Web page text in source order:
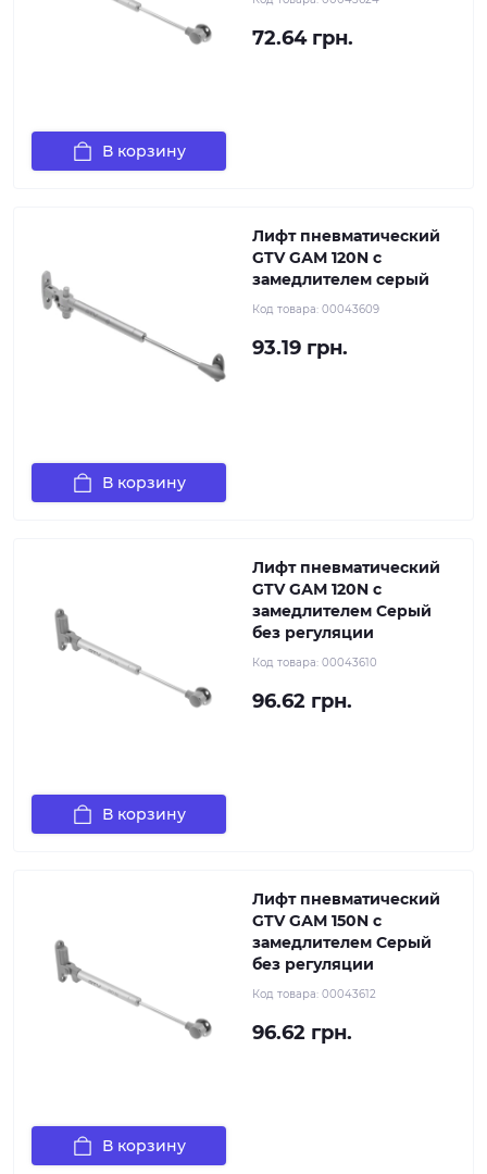
72.64 грн.
В корзину
Лифт пневматический
GTV GАМ 120N с
замедлителем серый
Код товара: 00043609
93.19 грн.
В корзину
Лифт пневматический
GTV GАМ 120N с
замедлителем Серый
без регуляции
Код товара: 00043610
96.62 грн.
В корзину
Лифт пневматический
GTV GАМ 150N с
замедлителем Серый
без регуляции
Код товара: 00043612
96.62 грн.
В корзину